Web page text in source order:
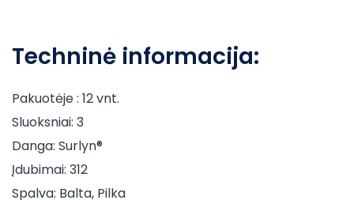
Techninė informacija:
Pakuotėje : 12 vnt.
Sluoksniai: 3
Danga: Surlyn®
Įdubimai: 312
Spalva: Balta, Pilka